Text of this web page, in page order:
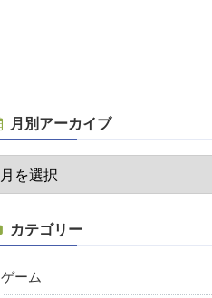
月別アーカイブ
カテゴリー
ゲーム